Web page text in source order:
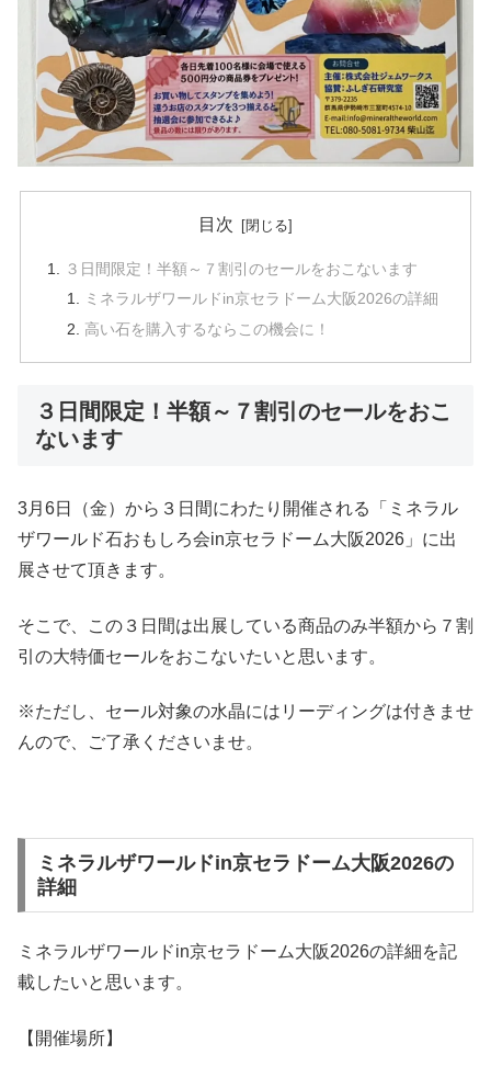
目次
３日間限定！半額～７割引のセールをおこないます
ミネラルザワールドin京セラドーム大阪2026の詳細
高い石を購入するならこの機会に！
３日間限定！半額～７割引のセールをおこ
ないます
3月6日（金）から３日間にわたり開催される「ミネラル
ザワールド石おもしろ会in京セラドーム大阪2026」に出
展させて頂きます。
そこで、この３日間は出展している商品のみ半額から７割
引の大特価セールをおこないたいと思います。
※ただし、セール対象の水晶にはリーディングは付きませ
んので、ご了承くださいませ。
ミネラルザワールドin京セラドーム大阪2026の
詳細
ミネラルザワールドin京セラドーム大阪2026の詳細を記
載したいと思います。
【開催場所】